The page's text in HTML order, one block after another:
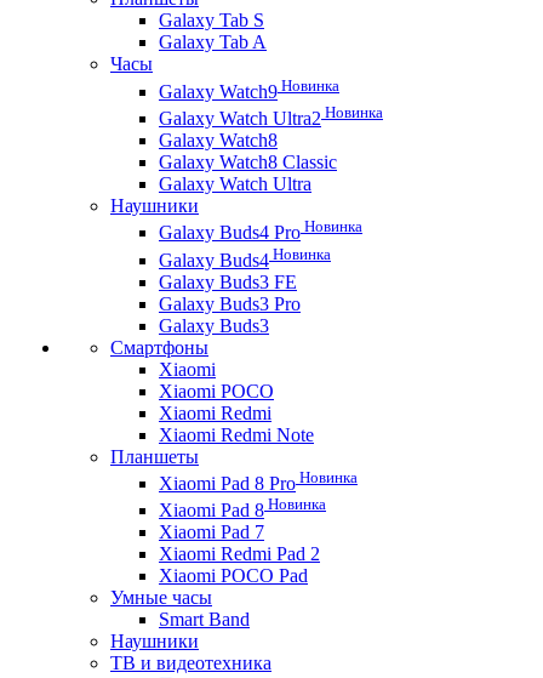
Galaxy Tab S
Galaxy Tab A
Часы
Galaxy Watch9 Новинка
Galaxy Watch Ultra2 Новинка
Galaxy Watch8
Galaxy Watch8 Classic
Galaxy Watch Ultra
Наушники
Galaxy Buds4 Pro Новинка
Galaxy Buds4 Новинка
Galaxy Buds3 FE
Galaxy Buds3 Pro
Galaxy Buds3
Смартфоны
Xiaomi
Xiaomi POCO
Xiaomi Redmi
Xiaomi Redmi Note
Планшеты
Xiaomi Pad 8 Pro Новинка
Xiaomi Pad 8 Новинка
Xiaomi Pad 7
Xiaomi Redmi Pad 2
Xiaomi POCO Pad
Умные часы
Smart Band
Наушники
ТВ и видеотехника